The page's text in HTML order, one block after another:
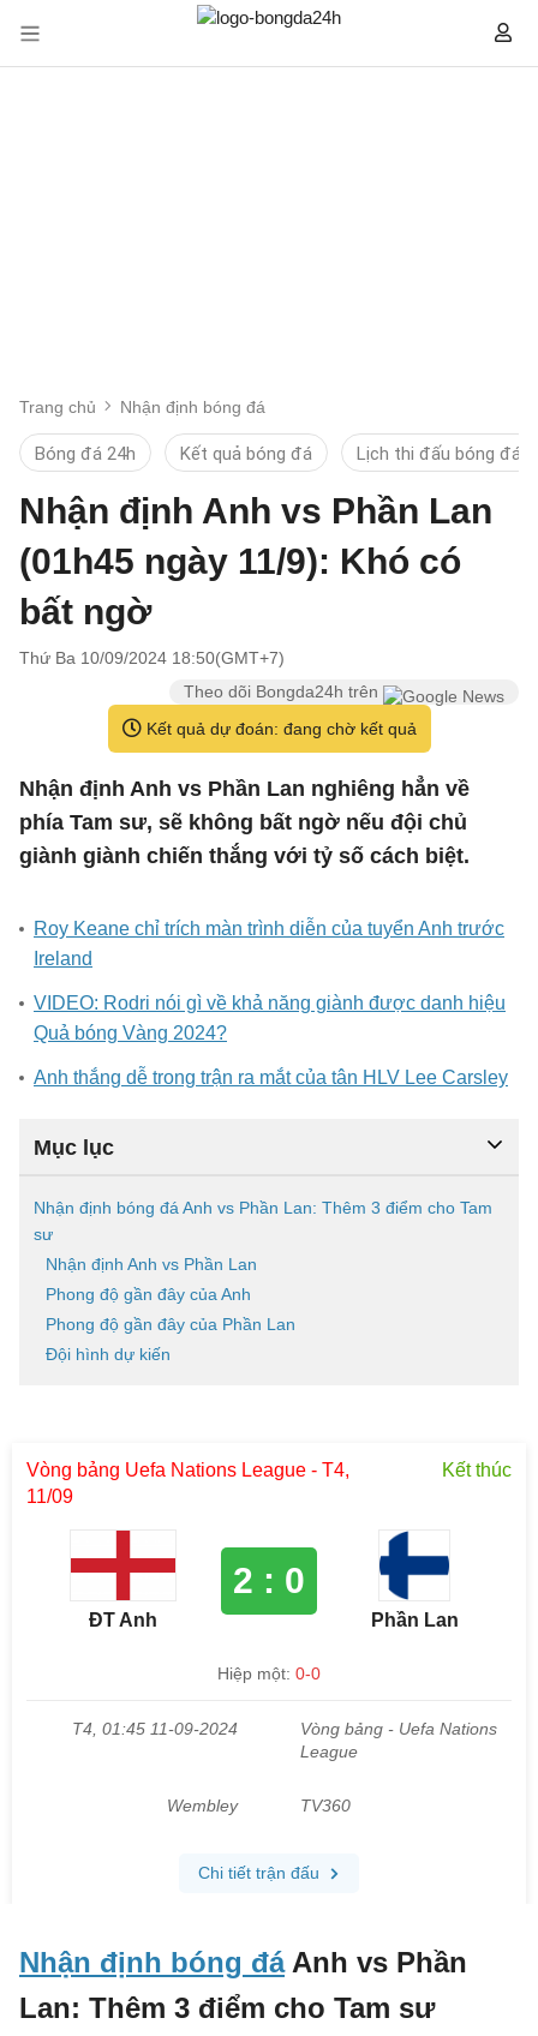
Trang chủ Nhận định bóng đá
Bóng đá 24h Kết quả bóng đá Lịch thi đấu bóng đá
Nhận định Anh vs Phần Lan
(01h45 ngày 11/9): Khó có
bất ngờ
Thứ Ba 10/09/2024 18:50(GMT+7)
Theo dõi Bongda24h trên
Kết quả dự đoán: đang chờ kết quả
Nhận định Anh vs Phần Lan nghiêng hẳn về
phía Tam sư, sẽ không bất ngờ nếu đội chủ
giành giành chiến thắng với tỷ số cách biệt.
Roy Keane chỉ trích màn trình diễn của tuyển Anh trước
Ireland
VIDEO: Rodri nói gì về khả năng giành được danh hiệu
Quả bóng Vàng 2024?
Anh thắng dễ trong trận ra mắt của tân HLV Lee Carsley
Mục lục
Nhận định bóng đá Anh vs Phần Lan: Thêm 3 điểm cho Tam
sư
Nhận định Anh vs Phần Lan
Phong độ gần đây của Anh
Phong độ gần đây của Phần Lan
Đội hình dự kiến
Nhận định bóng đáAnh vs Phần
Lan: Thêm 3 điểm cho Tam sư